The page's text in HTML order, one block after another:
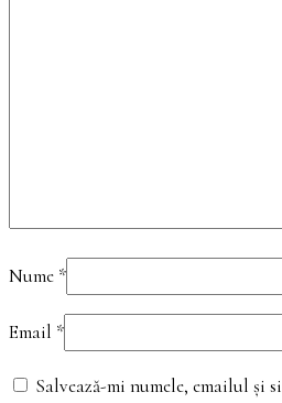
Nume *
Email *
Salvează-mi numele, emailul și